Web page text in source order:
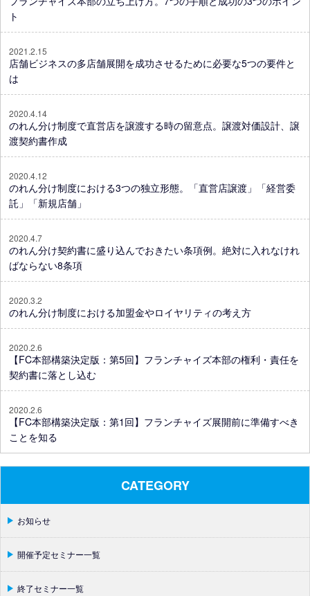
ト
2021.2.15
店舗ビジネスの多店舗展開を成功させるために必要な5つの要件と
は
2020.4.14
のれん分け制度で直営店を譲渡する時の留意点。譲渡対価設計、譲
渡契約書作成
2020.4.12
のれん分け制度における3つの独立形態。「直営店譲渡」「経営委
託」「新規店舗」
2020.4.7
のれん分け契約書に盛り込んでおきたい条項例。絶対に入れなけれ
ばならない8条項
2020.3.2
のれん分け制度における加盟金やロイヤリティの考え方
2020.2.6
【FC本部構築決定版：第5回】フランチャイズ本部の権利・責任を
契約書に落とし込む
2020.2.6
【FC本部構築決定版：第1回】フランチャイズ展開前に準備すべき
ことを知る
CATEGORY
お知らせ
開催予定セミナー一覧
終了セミナー一覧